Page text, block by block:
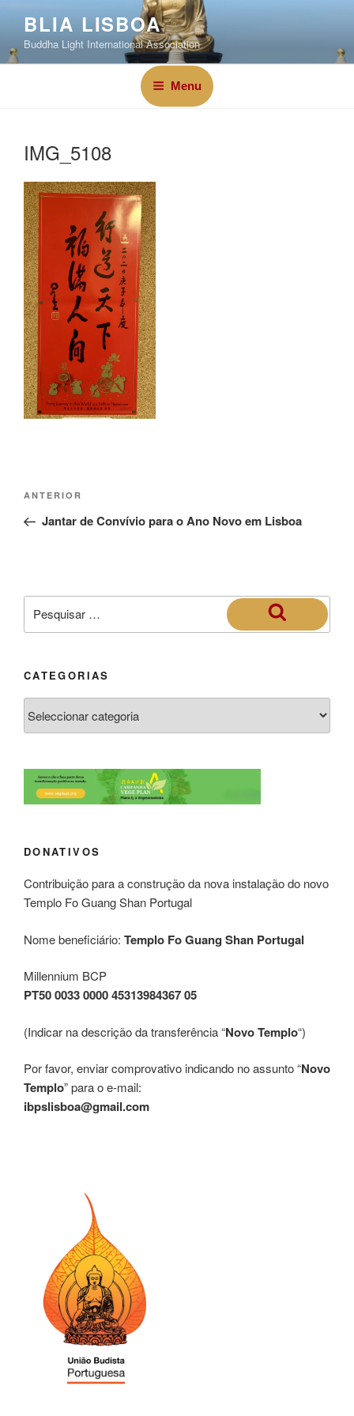
BLIA LISBOA
Buddha Light International Association
Menu
IMG_5108
ANTERIOR
Jantar de Convívio para o Ano Novo em Lisboa
CATEGORIAS
DONATIVOS
Contribuição para a construção da nova instalação do novo
Templo Fo Guang Shan Portugal
Nome beneficiário: Templo Fo Guang Shan Portugal
Millennium BCP
PT50 0033 0000 45313984367 05
(Indicar na descrição da transferência “Novo Templo“)
Por favor, enviar comprovativo indicando no assunto “Novo
Templo” para o e-mail:
ibpslisboa@gmail.com